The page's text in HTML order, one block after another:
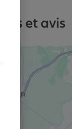
et avis